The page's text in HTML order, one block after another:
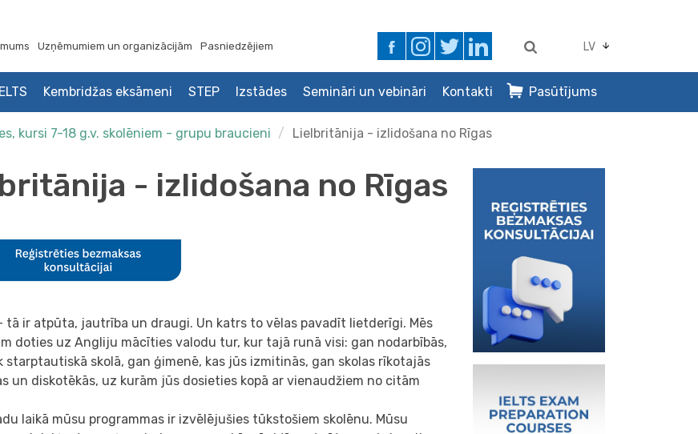
Uzņēmumiem un organizācijām Pasniedzējiem LV
Kembridžas eksāmeni STEP Izstādes Semināri un vebināri Kontakti Pasūtījums
kursi 7-18 g.v. skolēniem - grupu braucieni Lielbritānija - izlidošana no Rīgas
- izlidošana no Rīgas
tā ir atpūta, jautrība un draugi. Un katrs to vēlas pavadīt lietderīgi. Mēs
doties uz Angliju mācīties valodu tur, kur tajā runā visi: gan nodarbībās,
starptautiskā skolā, gan ģimenē, kas jūs izmitinās, gan skolas rīkotajās
un diskotēkās, uz kurām jūs dosieties kopā ar vienaudžiem no citām
laikā mūsu programmas ir izvēlējušies tūkstošiem skolēnu. Mūsu